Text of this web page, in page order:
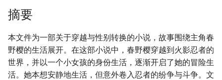
摘要
本文件为一部关于穿越与性别转换的小说，故事围绕主角春
野樱的生活展开。在这部小说中，春野樱穿越到火影忍者的
世界，并以一个小女孩的身份生活，逐渐开启了她的冒险生
活。她本想安静地生活，但意外卷入忍者的纷争与斗争。文